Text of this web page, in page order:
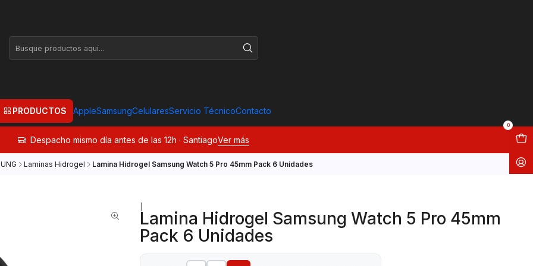
PRODUCTOS AppleSamsungCelularesServicio TécnicoContacto
0
Despacho mismo día antes de las 12h · SantiagoVer más
Laminas Hidrogel Lamina Hidrogel Samsung Watch 5 Pro 45mm Pack 6 Unidades
Lamina Hidrogel Samsung Watch 5 Pro 45mm
Pack 6 Unidades